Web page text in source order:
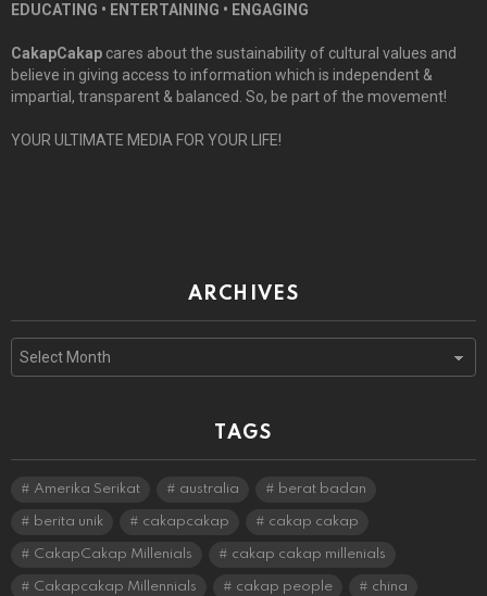
EDUCATING • ENTERTAINING • ENGAGING
CakapCakap cares about the sustainability of cultural values and
believe in giving access to information which is independent &
impartial, transparent & balanced. So, be part of the movement!
YOUR ULTIMATE MEDIA FOR YOUR LIFE!
ARCHIVES
TAGS
Amerika Serikat australia berat badan
berita unik cakapcakap cakap cakap
CakapCakap Millenials cakap cakap millenials
Cakapcakap Millennials cakap people china